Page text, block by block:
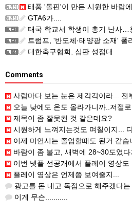
태풍 '돌핀'이 만든 시원한 바람
GTA6가....
태국 학교서 학생이 총기 난사…
트럼프, '반도체·태양광 소재' 폴리실리콘 파생
대한축구협회, 심판 성접대
Comments
사람마다 보는 눈은 제각각이라... 전부->일
오늘 낮에도 온도 올라가니까..저절로
제목이 좀 잘못된 것 같은데요?
시원하게 느껴지는것도 며칠이지... 다시 내려간 30도 언저리
이제 미연시는 졸업할때도 된거 같
바람이 좀 불고, 새벽에 28~30도였다가 26~27
이번 넷플 선공개에서 플레이 영상도 공
플레이 영상은 언제쯤 보여줄지...
광고를 돈 내고 독점으로 해주겠다는 곳이 있을정도인거 보면 어마
이게 무슨...........